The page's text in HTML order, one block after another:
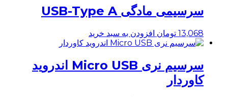
سرسیمی مادگی USB-Type A
13,068 تومان افزودن به سبد خرید
سرسیم نری Micro USB اندروید
کاوردار